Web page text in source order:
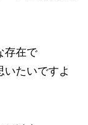
存在で
たいですよ